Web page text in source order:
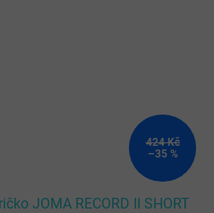
424 Kč
–35 %
JOMA RECORD II SHORT